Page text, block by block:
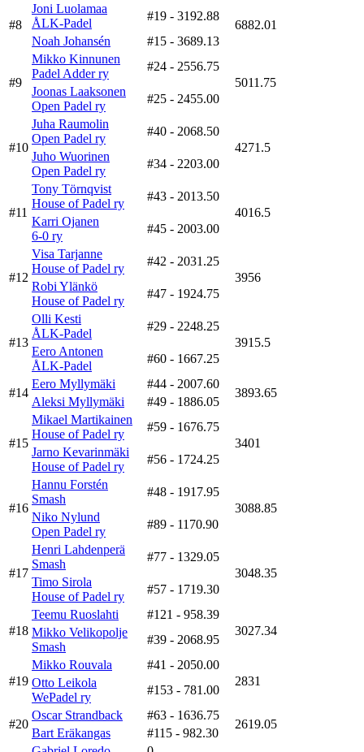
#8
Joni Luolamaa
ÅLK-Padel
#19 - 3192.88
6882.01
Noah Johansén
#15 - 3689.13
#9
Mikko Kinnunen
Padel Adder ry
#24 - 2556.75
5011.75
Joonas Laaksonen
Open Padel ry
#25 - 2455.00
#10
Juha Raumolin
Open Padel ry
#40 - 2068.50
4271.5
Juho Wuorinen
Open Padel ry
#34 - 2203.00
#11
Tony Törnqvist
House of Padel ry
#43 - 2013.50
4016.5
Karri Ojanen
6-0 ry
#45 - 2003.00
#12
Visa Tarjanne
House of Padel ry
#42 - 2031.25
3956
Robi Ylänkö
House of Padel ry
#47 - 1924.75
#13
Olli Kesti
ÅLK-Padel
#29 - 2248.25
3915.5
Eero Antonen
ÅLK-Padel
#60 - 1667.25
#14
Eero Myllymäki #44 - 2007.60
3893.65
Aleksi Myllymäki #49 - 1886.05
#15
Mikael Martikainen
House of Padel ry
#59 - 1676.75
3401
Jarno Kevarinmäki
House of Padel ry
#56 - 1724.25
#16
Hannu Forstén
Smash
#48 - 1917.95
3088.85
Niko Nylund
Open Padel ry
#89 - 1170.90
#17
Henri Lahdenperä
Smash
#77 - 1329.05
3048.35
Timo Sirola
House of Padel ry
#57 - 1719.30
#18
Teemu Ruoslahti #121 - 958.39
3027.34
Mikko Velikopolje
Smash
#39 - 2068.95
#19
Mikko Rouvala #41 - 2050.00
2831
Otto Leikola
WePadel ry
#153 - 781.00
#20
Oscar Strandback #63 - 1636.75
2619.05
Bart Eräkangas #115 - 982.30